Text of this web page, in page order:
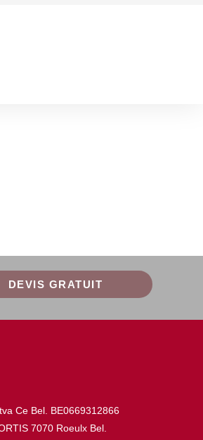
DEVIS GRATUIT
Ce Bel. BE0669312866
7070 Roeulx Bel.